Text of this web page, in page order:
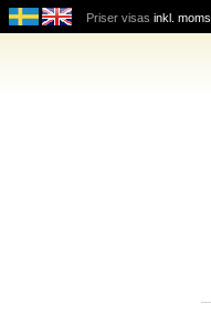
Priser visas inkl. moms